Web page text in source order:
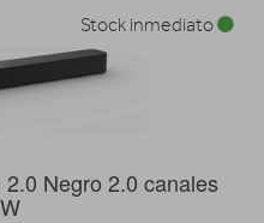
Negro 2.0 canales
Stock inmediato